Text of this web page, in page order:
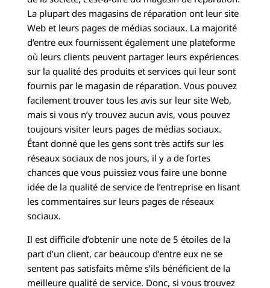
La plupart des magasins de réparation ont leur site
Web et leurs pages de médias sociaux. La majorité
d’entre eux fournissent également une plateforme
où leurs clients peuvent partager leurs expériences
sur la qualité des produits et services qui leur sont
fournis par le magasin de réparation. Vous pouvez
facilement trouver tous les avis sur leur site Web,
mais si vous n’y trouvez aucun avis, vous pouvez
toujours visiter leurs pages de médias sociaux.
Étant donné que les gens sont très actifs sur les
réseaux sociaux de nos jours, il y a de fortes
chances que vous puissiez vous faire une bonne
idée de la qualité de service de l’entreprise en lisant
les commentaires sur leurs pages de réseaux
sociaux.
Il est difficile d’obtenir une note de 5 étoiles de la
part d’un client, car beaucoup d’entre eux ne se
sentent pas satisfaits même s’ils bénéficient de la
meilleure qualité de service. Donc, si vous trouvez